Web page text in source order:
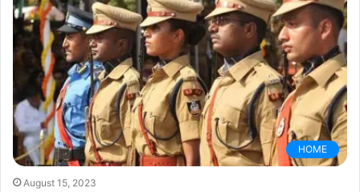
HOME
August 15, 2023